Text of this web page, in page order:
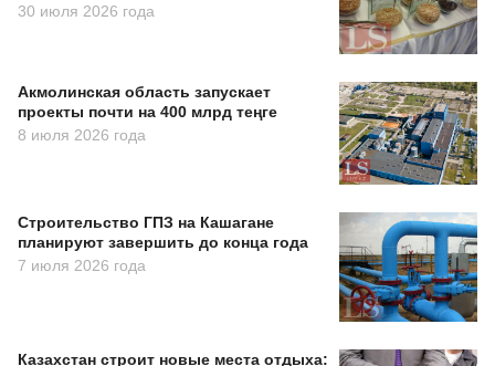
30 июля 2026 года
Акмолинская область запускает
проекты почти на 400 млрд теңге
8 июля 2026 года
Строительство ГПЗ на Кашагане
планируют завершить до конца года
7 июля 2026 года
Казахстан строит новые места отдыха: